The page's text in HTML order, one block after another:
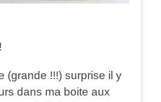
(grande !!!) surprise il y
dans ma boite aux